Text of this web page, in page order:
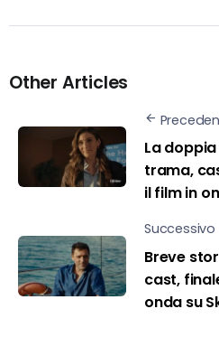
Other Articles
La
trama,
il film in
Successivo
Breve
cast,
onda su